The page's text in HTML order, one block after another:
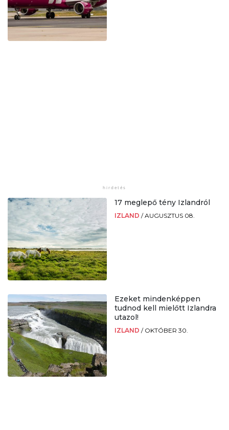
17 meglepő tény Izlandról
IZLAND /AUGUSZTUS 08.
Ezeket mindenképpen
tudnod kell mielőtt Izlandra
utazol!
IZLAND / OKTÓBER 30.